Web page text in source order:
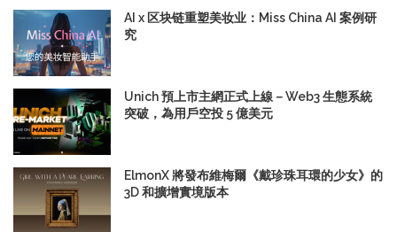
AI x 区块链重塑美妆业：Miss China AI 案例研
究
Unich 預上市主網正式上線－Web3 生態系統
突破，為用戶空投 5 億美元
ElmonX 將發布維梅爾《戴珍珠耳環的少女》的
3D 和擴增實境版本